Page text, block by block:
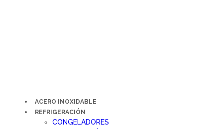
ACERO INOXIDABLE
REFRIGERACIÓN
CONGELADORES